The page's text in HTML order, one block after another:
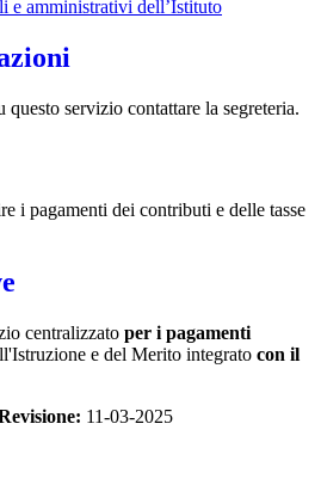
e amministrativi dell’Istituto
servizio contattare la segreteria.
i pagamenti dei contributi e delle tasse
centralizzato per i pagamenti
e del Merito integrato con il
11-03-2025